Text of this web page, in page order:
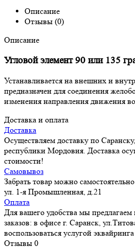
Описание
Отзывы (0)
Описание
Угловой элемент 90 или 135
Устанавливается на внешних и
предназначен для соединения
изменения направления движения
Доставка и оплата
Доставка
Осуществляем доставку по
республики Мордовия. Доставка
стоимости!
Самовывоз
Забрать товар можно
ул. 1-я Промышленная, д.21
Оплата
Для вашего удобства мы предлагаем
заказов: в офисе г. Саранск,
воспользоваться услугой
Отзывы 0